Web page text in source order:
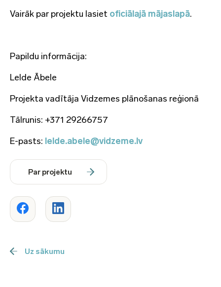
Vairāk par projektu lasiet oficiālajā mājaslapā.
Papildu informācija:
Lelde Ābele
Projekta vadītāja Vidzemes plānošanas reģionā
Tālrunis: +371 29266757
E-pasts: lelde.abele@vidzeme.lv
Par projektu
Uz sākumu